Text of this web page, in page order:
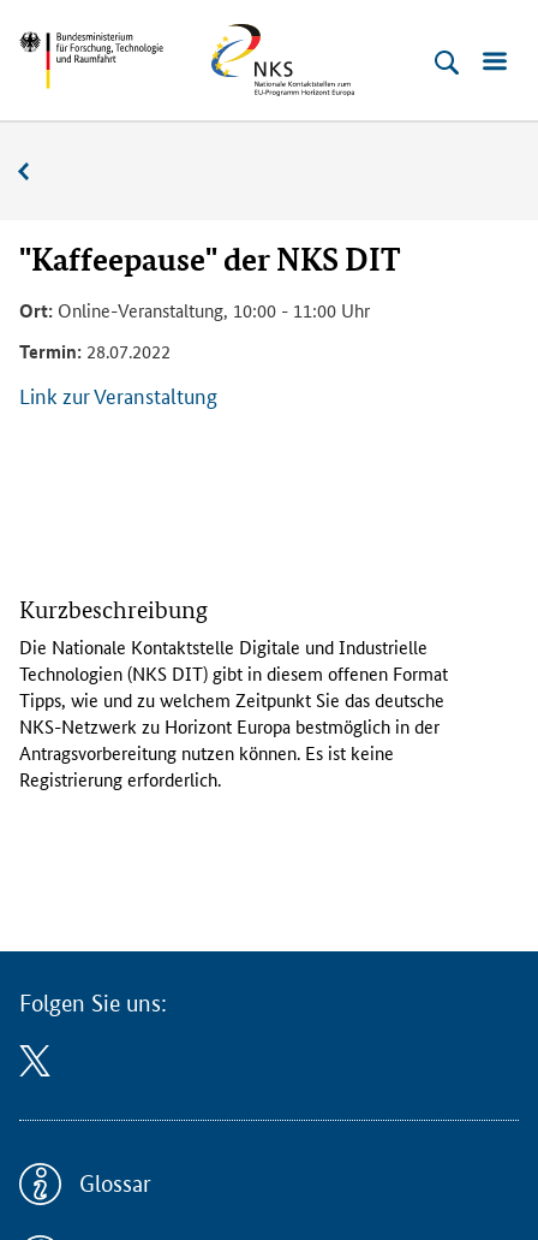
zum
Inhalt
(Eingabetaste)
zum
Hauptmenu
(Eingabetaste)
zur
Suche
(Eingabetaste)
zur
Fußleiste
(Enter)
Bundesministerium
Technologie
Raumfahrt
Horizont
Europa
"Kaffeepause" der NKS DIT
Ort: Online-Veranstaltung, 10:00 - 11:00 Uhr
Termin: 28.07.2022
Link zur Veranstaltung
e
N
K
S
D
I
T
i
e
s
e
o
f
e
Kurzbeschreibung
Die Nationale Kontaktstelle Digitale und Industrielle
Technologien (NKS DIT) gibt in diesem offenen Format
Tipps, wie und zu welchem Zeitpunkt Sie das deutsche
NKS-Netzwerk zu Horizont Europa bestmöglich in der
Antragsvorbereitung nutzen können. Es ist keine
Registrierung erforderlich.
Folgen Sie uns:
Glossar